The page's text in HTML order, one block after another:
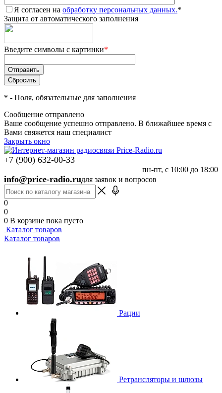
Я согласен на обработку персональных данных.*
Защита от автоматического заполнения
Введите символы с картинки*
* - Поля, обязательные для заполнения
Сообщение отправлено
Ваше сообщение успешно отправлено. В ближайшее время с
Вами свяжется наш специалист
Закрыть окно
+7 (900) 632-00-33
пн-пт, с 10:00 до 18:00
info@price-radio.ruдля заявок и вопросов
0
0
0 В корзине пока пусто
Каталог товаров
Каталог товаров
Рации
Ретрансляторы и шлюзы